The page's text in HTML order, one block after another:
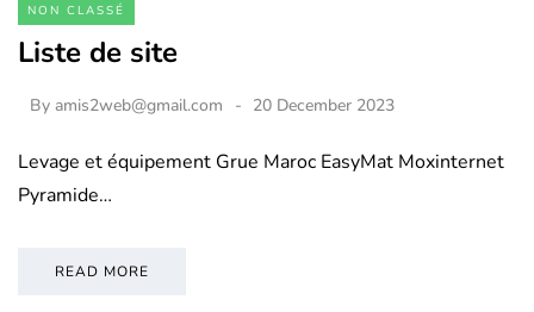
NON CLASSÉ
Liste de site
By amis2web@gmail.com 20 December 2023
Levage et équipement Grue Maroc EasyMat Moxinternet
Pyramide…
READ MORE